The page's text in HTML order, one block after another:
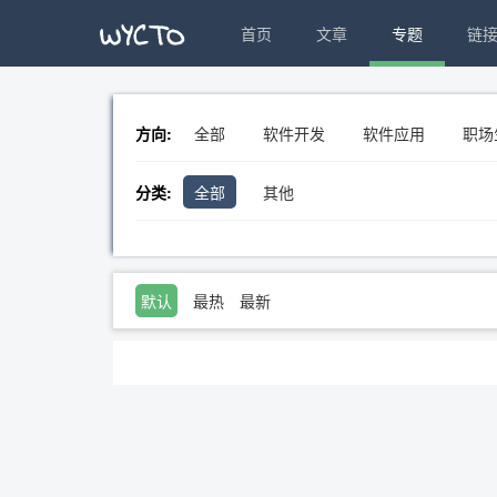
首页 文章 专题 链接
方向: 全部 软件开发 软件应用 职
分类: 全部 其他
默认 最热 最新